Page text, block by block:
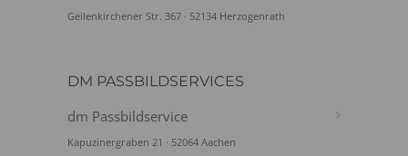
Geilenkirchener Str. 367 · 52134 Herzogenrath
DM PASSBILDSERVICES
dm Passbildservice
Kapuzinergraben 21 · 52064 Aachen